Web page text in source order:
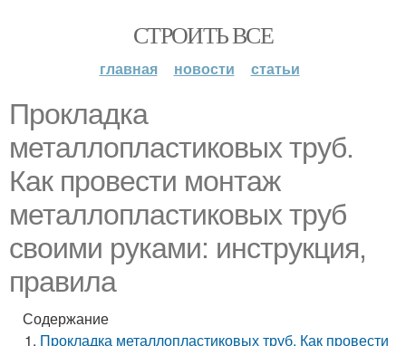
СТРОИТЬ ВСЕ
главная новости статьи
Прокладка
металлопластиковых труб.
Как провести монтаж
металлопластиковых труб
своими руками: инструкция,
правила
Содержание
Прокладка металлопластиковых труб. Как провести